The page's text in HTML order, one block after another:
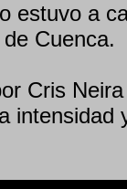
estuvo a
Cuenca.
Cris
intensidad